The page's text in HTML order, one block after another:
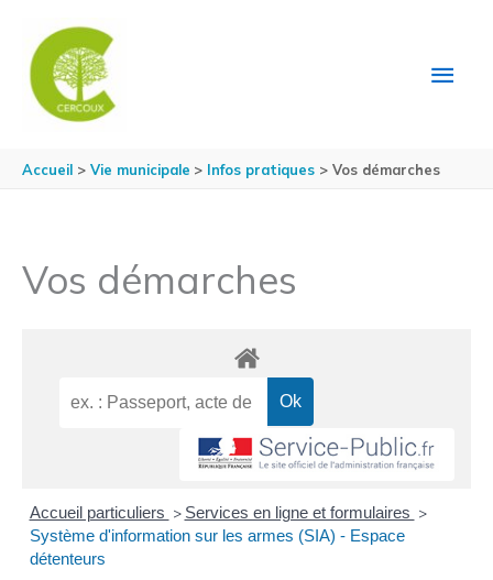
Accueil Vie municipale Infos pratiques Vos démarches
Vos démarches
Accueil particuliers > Services en ligne et formulaires >
Système d'information sur les armes (SIA) - Espace
détenteurs